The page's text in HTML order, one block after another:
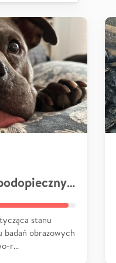
Badania i leczenie podopiecznych
stanu
badań obrazowych
r…